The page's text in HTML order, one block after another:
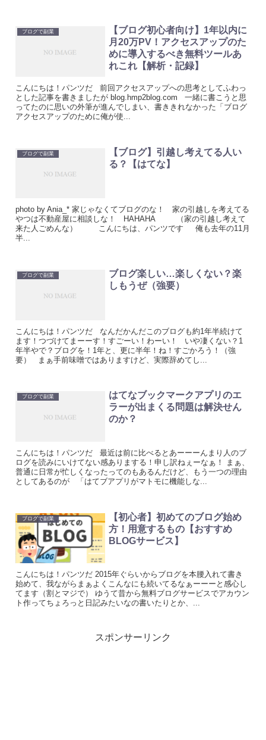
ブログで副業
【ブログ初心者向け】1年以内に
月20万PV！アクセスアップのた
めに導入するべき無料ツールあ
れこれ【解析・記録】
こんにちは！パンツだ 前回アクセスアップへの思考としてふわっ
とした記事を書きましたが blog.hmp2blog.com 一緒に書こうと思
ってたのに思いの外筆が進んでしまい、書ききれなかった「ブログ
アクセスアップのために俺が使...
ブログで副業
【ブログ】引越し考えてる人い
る？【はてな】
photo by Ania_* 家じゃなくてブログのな！ 家の引越しを考えてる
やつは不動産屋に相談しな！ HAHAHA （家の引越し考えて
来た人ごめんな） こんにちは、パンツです 俺も去年の11月
半...
ブログで副業
ブログ楽しい…楽しくない？楽
しもうぜ（強要）
こんにちは！パンツだ なんだかんだこのブログも約1年半続けて
ます！つづけてまーーす！すごーい！わーい！ いや凄くない？1
年半やで？ブログを！1年と、更に半年！ね！すごかろう！（強
要） まぁ手前味噌ではありますけど、実際辞めてし...
ブログで副業
はてなブックマークアプリのエ
ラーが出まくる問題は解決せん
のか？
こんにちは！パンツだ 最近は前に比べるとあーーーんまり人のブ
ログを読みにいけてない感ありまする！申し訳ねぇーなぁ！ まぁ、
普通に日常が忙しくなったってのもあるんだけど、もう一つの理由
としてあるのが 「はてブアプリがマトモに機能しな...
ブログで副業
【初心者】初めてのブログ始め
方！用意するもの【おすすめ
BLOGサービス】
こんにちは！パンツだ 2015年ぐらいからブログを本腰入れて書き
始めて、我ながらまぁよくこんなにも続いてるなぁーーーと感心し
てます（割とマジで） ゆうて昔から無料ブログサービスでアカウン
ト作ってちょろっと日記みたいなの書いたりとか、...
スポンサーリンク